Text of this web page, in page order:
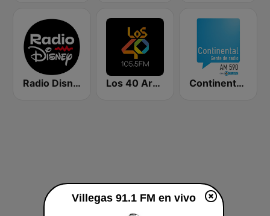
Radio Disney Latinoamérica Los 40 Argentina Continental 590 AM
Villegas 91.1 FM en vivo